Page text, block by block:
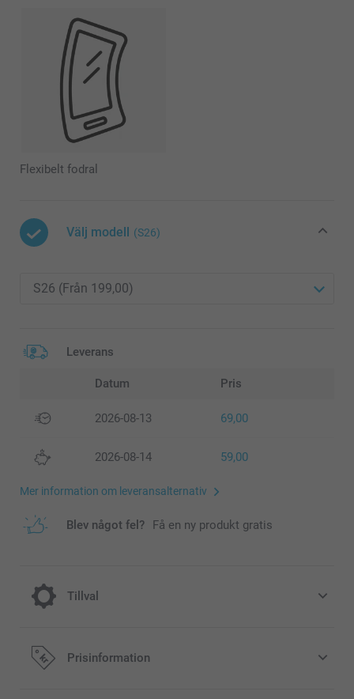
Flexibelt fodral
Välj modell (S26)
Leverans
Datum Pris
2026-08-13 69,00
2026-08-14 59,00
Mer information om leveransalternativ
Blev något fel? Få en ny produkt gratis
Tillval
Fullända ditt skal med en telefonsladd
Prisinformation